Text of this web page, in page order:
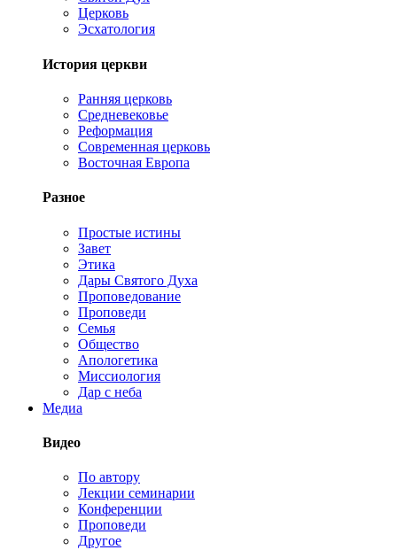
Церковь
Эсхатология
История церкви
Ранняя церковь
Средневековье
Реформация
Современная церковь
Восточная Европа
Разное
Простые истины
Завет
Этика
Дары Святого Духа
Проповедование
Проповеди
Семья
Общество
Апологетика
Миссиология
Дар с неба
Медиа
Видео
По автору
Лекции семинарии
Конференции
Проповеди
Другое